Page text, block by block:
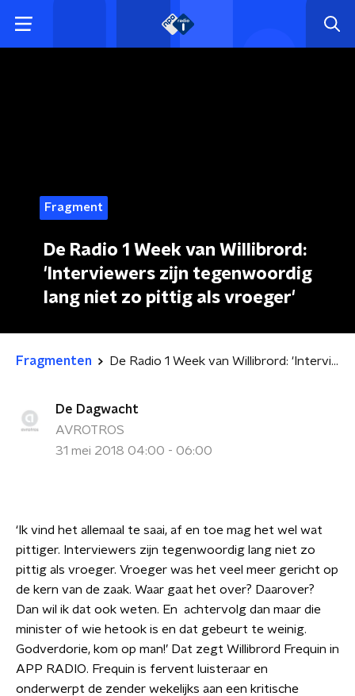
Fragment
De Radio 1 Week van Willibrord:
'Interviewers zijn tegenwoordig
lang niet zo pittig als vroeger'
Fragmenten De Radio 1 Week van Willibrord: 'Interviewers zijn tegenwoordig lang niet zo pittig als vroeger'
De Dagwacht
AVROTROS
31 mei 2018 04:00 - 06:00
‘Ik vind het allemaal te saai, af en toe mag het wel wat
pittiger. Interviewers zijn tegenwoordig lang niet zo
pittig als vroeger. Vroeger was het veel meer gericht op
de kern van de zaak. Waar gaat het over? Daarover?
Dan wil ik dat ook weten. En achtervolg dan maar die
minister of wie hetook is en dat gebeurt te weinig.
Godverdorie, kom op man!’ Dat zegt Willibrord Frequin in
APP RADIO. Frequin is fervent luisteraar en
onderwerpt de zender wekelijks aan een kritische